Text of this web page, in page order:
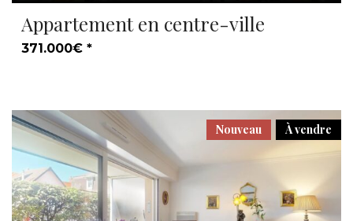
Appartement en centre-ville
371.000€ *
À vendre
Nouveau